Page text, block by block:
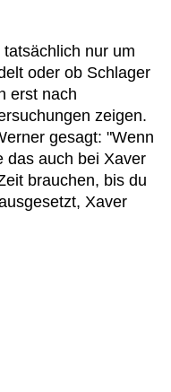
nur um
oder ob Schlager
erst nach
zeigen.
gesagt: "Wenn
das auch bei Xaver
brauchen, bis du
Xaver